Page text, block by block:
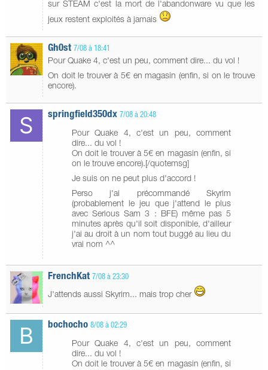
sur STEAM c'est la mort de l'abandonware vu que les
jeux restent exploités à jamais
Gh0st 7/08 à 18:41
Pour Quake 4, c'est un peu, comment dire... du vol !
On doit le trouver à 5€ en magasin (enfin, si on le trouve
encore).
springfield350dx 7/08 à 20:48
Pour Quake 4, c'est un peu, comment
dire... du vol !
On doit le trouver à 5€ en magasin (enfin, si
on le trouve encore).[/quotemsg]
Je suis on ne peut plus d'accord !
Perso j'ai précommandé Skyrim
(probablement le jeu que j'attend le plus
avec Serious Sam 3 : BFE) même pas 5
minutes après qu'il soit disponible, d'ailleur
j'ai au droit à un nom tout buggé au lieu du
vrai nom ^^
FrenchKat 7/08 à 23:30
J'attends aussi Skyrim... mais trop cher
bochocho 8/08 à 02:29
Pour Quake 4, c'est un peu, comment
dire... du vol !
On doit le trouver à 5€ en magasin (enfin, si